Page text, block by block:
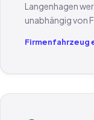
Langenhagen
unabhängig von
Firmenfahrzeug